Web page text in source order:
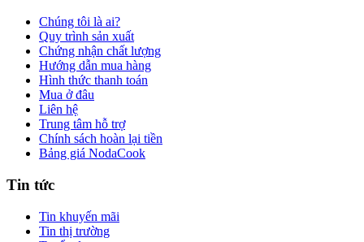
Chúng tôi là ai?
Quy trình sản xuất
Chứng nhận chất lượng
Hướng dẫn mua hàng
Hình thức thanh toán
Mua ở đâu
Liên hệ
Trung tâm hỗ trợ
Chính sách hoàn lại tiền
Bảng giá NodaCook
Tin tức
Tin khuyến mãi
Tin thị trường